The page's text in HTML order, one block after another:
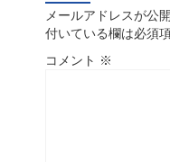
メールアドレスが公
付いている欄は必須
コメント ※